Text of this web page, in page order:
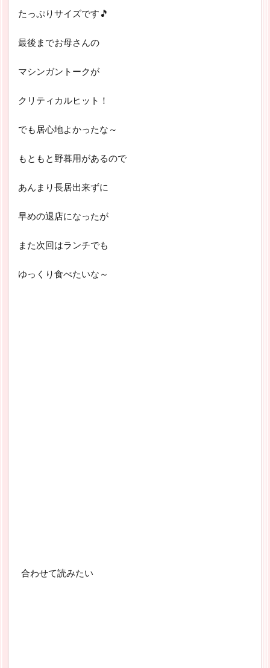
たっぷりサイズです🎵
最後までお母さんの
マシンガントークが
クリティカルヒット！
でも居心地よかったな～
もともと野暮用があるので
あんまり長居出来ずに
早めの退店になったが
また次回はランチでも
ゆっくり食べたいな～
合わせて読みたい